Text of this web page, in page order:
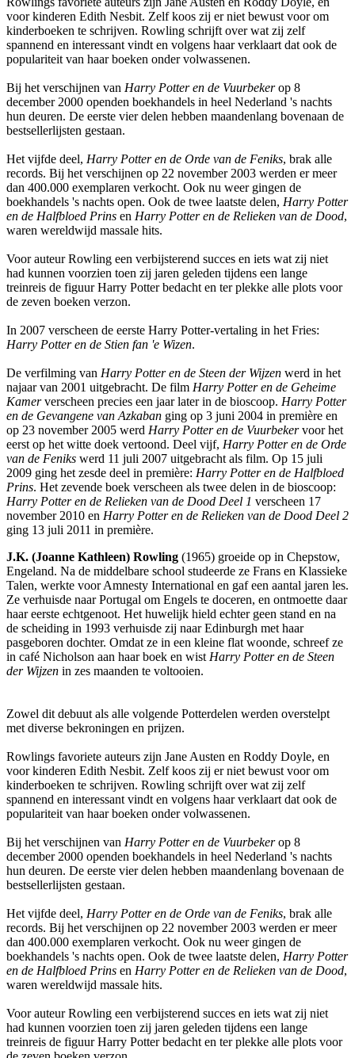
voor kinderen Edith Nesbit. Zelf koos zij er niet bewust voor om
kinderboeken te schrijven. Rowling schrijft over wat zij zelf
spannend en interessant vindt en volgens haar verklaart dat ook de
populariteit van haar boeken onder volwassenen.
Bij het verschijnen van Harry Potter en de Vuurbekerop 8
december 2000 openden boekhandels in heel Nederland 's nachts
hun deuren. De eerste vier delen hebben maandenlang bovenaan de
bestsellerlijsten gestaan.
Het vijfde deel, Harry Potter en de Orde van de Feniks, brak alle
records. Bij het verschijnen op 22 november 2003 werden er meer
dan 400.000 exemplaren verkocht. Ook nu weer gingen de
boekhandels 's nachts open. Ook de twee laatste delen, Harry Potter
en de Halfbloed Prins en Harry Potter en de Relieken van de Dood,
waren wereldwijd massale hits.
Voor auteur Rowling een verbijsterend succes en iets wat zij niet
had kunnen voorzien toen zij jaren geleden tijdens een lange
treinreis de figuur Harry Potter bedacht en ter plekke alle plots voor
de zeven boeken verzon.
In 2007 verscheen de eerste Harry Potter-vertaling in het Fries:
Harry Potter en de Stien fan 'e Wizen.
De verfilming van Harry Potter en de Steen der Wijzen werd in het
najaar van 2001 uitgebracht. De film Harry Potter en de Geheime
Kamerverscheen precies een jaar later in de bioscoop. Harry Potter
en de Gevangene van Azkaban ging op 3 juni 2004 in première en
op 23 november 2005 werd Harry Potter en de Vuurbekervoor het
eerst op het witte doek vertoond. Deel vijf, Harry Potter en de Orde
van de Feniks werd 11 juli 2007 uitgebracht als film. Op 15 juli
2009 ging het zesde deel in première: Harry Potter en de Halfbloed
Prins. Het zevende boek verscheen als twee delen in de bioscoop:
Harry Potter en de Relieken van de Dood Deel 1 verscheen 17
november 2010 en Harry Potter en de Relieken van de Dood Deel 2
ging 13 juli 2011 in première.
J.K. (Joanne Kathleen) Rowling (1965) groeide op in Chepstow,
Engeland. Na de middelbare school studeerde ze Frans en Klassieke
Talen, werkte voor Amnesty International en gaf een aantal jaren les.
Ze verhuisde naar Portugal om Engels te doceren, en ontmoette daar
haar eerste echtgenoot. Het huwelijk hield echter geen stand en na
de scheiding in 1993 verhuisde zij naar Edinburgh met haar
pasgeboren dochter. Omdat ze in een kleine flat woonde, schreef ze
in café Nicholson aan haar boek en wist Harry Potter en de Steen
der Wijzen in zes maanden te voltooien.
Zowel dit debuut als alle volgende Potterdelen werden overstelpt
met diverse bekroningen en prijzen.
Rowlings favoriete auteurs zijn Jane Austen en Roddy Doyle, en
voor kinderen Edith Nesbit. Zelf koos zij er niet bewust voor om
kinderboeken te schrijven. Rowling schrijft over wat zij zelf
spannend en interessant vindt en volgens haar verklaart dat ook de
populariteit van haar boeken onder volwassenen.
Bij het verschijnen van Harry Potter en de Vuurbekerop 8
december 2000 openden boekhandels in heel Nederland 's nachts
hun deuren. De eerste vier delen hebben maandenlang bovenaan de
bestsellerlijsten gestaan.
Het vijfde deel, Harry Potter en de Orde van de Feniks, brak alle
records. Bij het verschijnen op 22 november 2003 werden er meer
dan 400.000 exemplaren verkocht. Ook nu weer gingen de
boekhandels 's nachts open. Ook de twee laatste delen, Harry Potter
en de Halfbloed Prins en Harry Potter en de Relieken van de Dood,
waren wereldwijd massale hits.
Voor auteur Rowling een verbijsterend succes en iets wat zij niet
had kunnen voorzien toen zij jaren geleden tijdens een lange
treinreis de figuur Harry Potter bedacht en ter plekke alle plots voor